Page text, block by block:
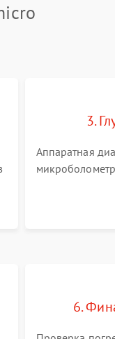
3.
Аппаратная
обработки
6.